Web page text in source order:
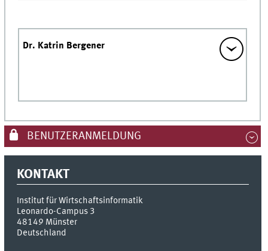
Dr. Katrin Bergener
BENUTZERANMELDUNG
KONTAKT
Institut für Wirtschaftsinformatik
Leonardo-Campus 3
48149 Münster
Deutschland